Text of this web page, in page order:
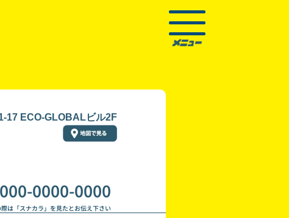
17 ECO-GLOBALビル2F
0000-0000
は「スナカラ」を見たとお伝え下さい